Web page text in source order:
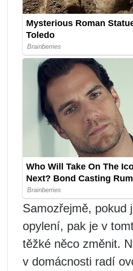
Samozřejmě, pokud
opylení, pak je v
těžké něco změnit.
v domácnosti radí